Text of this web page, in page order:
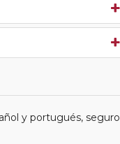
y portugués, seguro